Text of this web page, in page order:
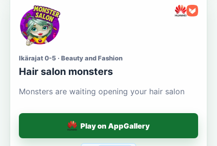
Ikärajat 0-5 · Beauty and Fashion
Hair salon monsters
Monsters are waiting opening your hair salon
Play on AppGallery